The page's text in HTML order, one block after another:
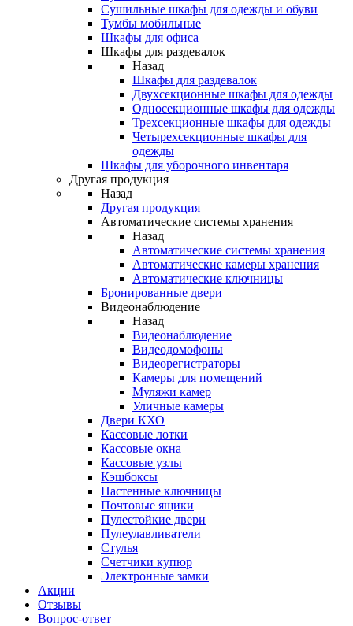
Сушильные шкафы для одежды и обуви
Тумбы мобильные
Шкафы для офиса
Шкафы для раздевалок
Назад
Шкафы для раздевалок
Двухсекционные шкафы для одежды
Односекционные шкафы для одежды
Трехсекционные шкафы для одежды
Четырехсекционные шкафы для
одежды
Шкафы для уборочного инвентаря
Другая продукция
Назад
Другая продукция
Автоматические системы хранения
Назад
Автоматические системы хранения
Автоматические камеры хранения
Автоматические ключницы
Бронированные двери
Видеонаблюдение
Назад
Видеонаблюдение
Видеодомофоны
Видеорегистраторы
Камеры для помещений
Муляжи камер
Уличные камеры
Двери КХО
Кассовые лотки
Кассовые окна
Кассовые узлы
Кэшбоксы
Настенные ключницы
Почтовые ящики
Пулестойкие двери
Пулеулавливатели
Стулья
Счетчики купюр
Электронные замки
Акции
Отзывы
Вопрос-ответ